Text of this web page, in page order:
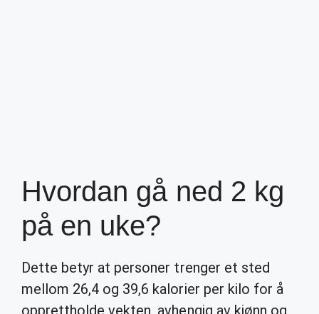
Hvordan gå ned 2 kg
på en uke?
Dette betyr at personer trenger et sted
mellom 26,4 og 39,6 kalorier per kilo for å
opprettholde vekten, avhengig av kjønn og